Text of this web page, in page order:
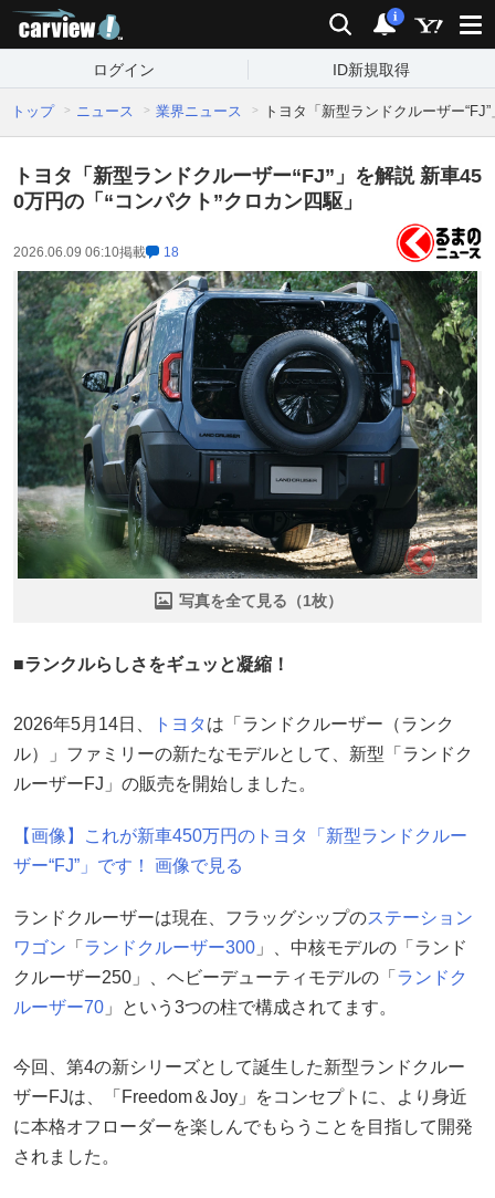
検索 通知
i
ログイン ID新規取得
トップ ニュース 業界ニュース トヨタ「新型ランドクルーザー
トヨタ「新型ランドクルーザー“FJ”」を解説 新車45
0万円の「“コンパクト”クロカン四駆」
2026.06.09 06:10掲載 18
写真を全て見る（1枚）
■ランクルらしさをギュッと凝縮！
2026年5月14日、 トヨタ は「ランドクルーザー（ランク
ル）」ファミリーの新たなモデルとして、新型「ランドク
ルーザーFJ」の販売を開始しました。
【画像】これが新車450万円のトヨタ「新型ランドクルー
ザー“FJ”」です！ 画像で見る
ランドクルーザーは現在、フラッグシップのステーション
ワゴン 「 ランドクルーザー300 」、中核モデルの「ランド
クルーザー250」、ヘビーデューティモデルの「 ランドク
ルーザー70 」という3つの柱で構成されてます。
今回、第4の新シリーズとして誕生した新型ランドクルー
ザーFJは、「Freedom＆Joy」をコンセプトに、より身近
に本格オフローダーを楽しんでもらうことを目指して開発
されました。